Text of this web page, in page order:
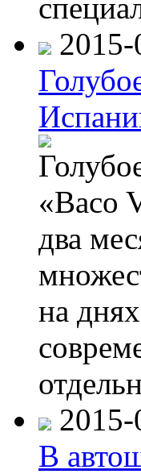
«Baco
два
на
В